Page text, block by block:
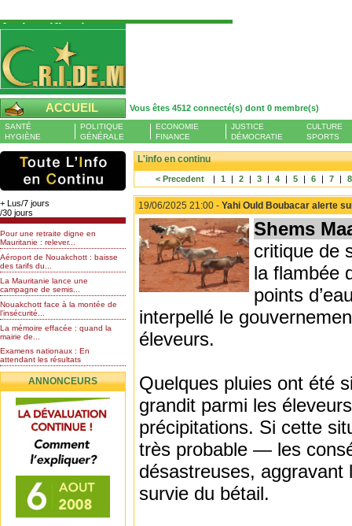
Authentification
Pour S'authentifier veuillez fournir votre
Pseudo et Mot de passer et cliquez sur : Se
connecter
Pseudo
Mot de passe
ACCUEIL Vous êtes 4512 connecté(s) dont 0 membre(s)
Liste des membres en ligne (0)
SANTÉ
HYGIÈNE
POLITIQUE
GÉNÉRALE
ECONOMIE
FINANCE
JUSTICE
DÉMOCRATIE
CULTURE
SPORTS
+ Lus/7 jours
/30 jours
Pour une retraite digne en
Mauritanie : relever...
Aéroport de Nouakchott : baisse
des tarifs du...
La Mauritanie lance une
campagne de semis...
Nouakchott face à la montée de
l’insécurité...
La mémoire effacée : quand la
mairie de...
Examens nationaux : En
attendant les résultats
Nomination de l’Honorable Diye
Ba au poste de...
Mauritanie : les résultats du
baccalauréat 2026...
Mauritanie : Les 10 premiers au
BEPC 2026
Un syndicat de l’enseignement
rejette la...
ANNONCEURS
L'info en continu
< Precedent | 1 | 2 | 3 | 4 | 5 | 6 | 7 | 8
19/06/2025 21:00 - Yahi Ould Boubacar alerte
Shems
critique de
la flambée
points
interpellé le
éleveurs.
Quelques pluies ont été
grandit parmi les
précipitations. Si cette
très probable — les
désastreuses,
survie du bétail.